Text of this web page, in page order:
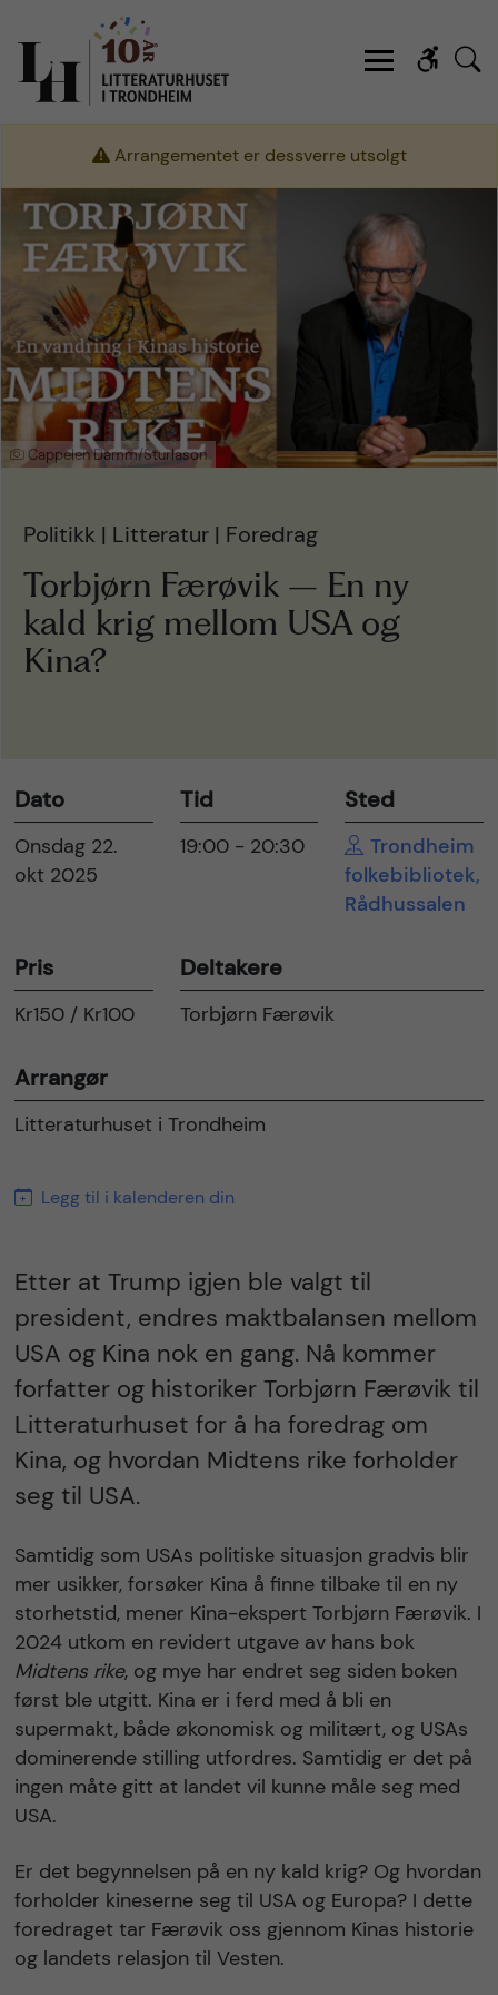
Arrangementet er dessverre utsolgt
Cappelen Damm/Sturlason
Politikk | Litteratur | Foredrag
Torbjørn Færøvik – En ny
kald krig mellom USA og
Kina?
Etter at Trump igjen ble valgt til
president, endres maktbalansen mellom
USA og Kina nok en gang. Nå kommer
forfatter og historiker Torbjørn Færøvik til
Litteraturhuset for å ha foredrag om
Kina, og hvordan Midtens rike forholder
seg til USA.
Samtidig som USAs politiske situasjon gradvis blir
mer usikker, forsøker Kina å finne tilbake til en ny
storhetstid, mener Kina-ekspert Torbjørn Færøvik. I
2024 utkom en revidert utgave av hans bok
Midtens rike, og mye har endret seg siden boken
først ble utgitt. Kina er i ferd med å bli en
supermakt, både økonomisk og militært, og USAs
dominerende stilling utfordres. Samtidig er det på
ingen måte gitt at landet vil kunne måle seg med
USA.
Er det begynnelsen på en ny kald krig? Og hvordan
forholder kineserne seg til USA og Europa? I dette
foredraget tar Færøvik oss gjennom Kinas historie
og landets relasjon til Vesten.
Dato
Onsdag 22.
okt 2025
Tid
19:00 - 20:30
Sted
Trondheim
folkebibliotek,
Rådhussalen
Pris
Kr150 / Kr100
Deltakere
Torbjørn Færøvik
Arrangør
Litteraturhuset i Trondheim
Legg til i kalenderen din